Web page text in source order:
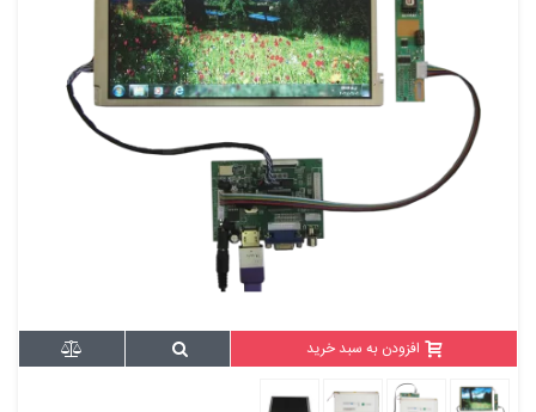
افزودن به سبد خرید